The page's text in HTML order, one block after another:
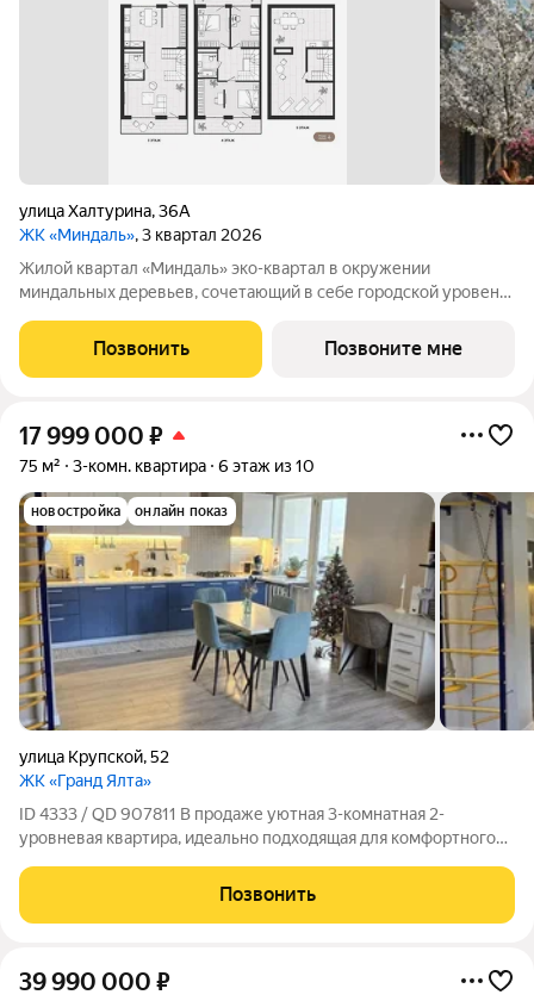
улица Халтурина,36А
ЖК «Миндаль», 3 квартал 2026
Жилой квартал «Миндаль» эко-квартал в окружении
миндальных деревьев, сочетающий в себе городской уровень
уюта загородной жизни. Жилой квартал «Миндаль»
расположен в Ялте природной сокровищнице
Позвонить Позвоните мне
17 999 000 ₽
75 м² 3-комн. квартира 6 этаж из 10
новостройка онлайн показ
улица Крупской,52
ЖК «Гранд Ялта»
ID 4333 / QD 907811 В продаже уютная 3-комнатная 2-
уровневая квартира, идеально подходящая для комфортного
комнаты и два санузла с душем и окнами, выходящими на
улицу. Особенностью квартиры
Позвонить
39 990 000 ₽